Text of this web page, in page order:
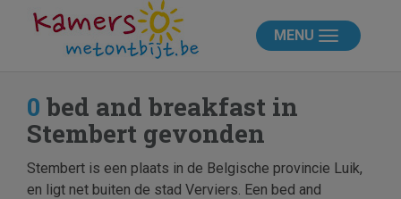
MENU
0 bed and breakfast in
Stembert gevonden
Stembert is een plaats in de Belgische provincie Luik,
en ligt net buiten de stad Verviers. Een bed and